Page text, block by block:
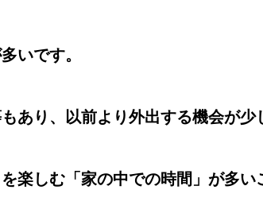
いです。
り、以前より外出する機会が少
楽しむ「家の中での時間」が多い